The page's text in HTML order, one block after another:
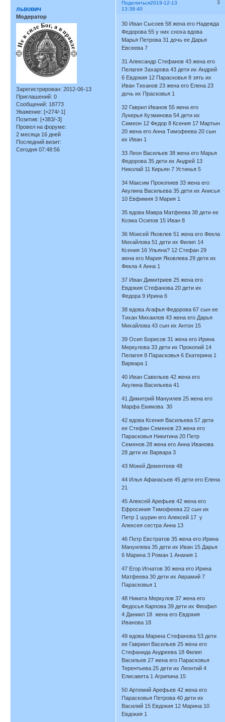
Поделиться 3
2019-12-13
13:38:40
львович
Модератор
Зарегистрирован: 2012-06-13
Приглашений: 0
Сообщений: 18773
Уважение: [+274/-1]
Позитив: [+383/-3]
Провел на форуме:
2 месяца 16 дней
Последний визит:
Сегодня 07:48:56
30 Иван Сысоев 58 жена его Надежда
Федорова 55 у них сноха вдова
Марья Петрова 31 дочь ее Дарья
Евсеева 7
31 Александр Стефанов 43 жена его
Пелагея Захарова 43 дети их Андрей
6 Евдокия 12 Парасковья 8 зять их
Иван Тиханов 23 жена его Елена 23
дочь их Прасковья 1
32 Гаврил Иванов 55 жена его
Лукерья Кузминова 54 дети их
Симеон 12 Федор 8 Ксения 17 Мартын
20 жена его Анна Тимофеева 20 сын
их Иван 1
33 Леон Васильев 38 жена его Марья
Федорова 35 дети их Андрей 13
Николай 11 Кирьян 7 Устинья 5
34 Максим Прокопиев 33 жена его
Акулина Васильева 35 дети их Анисья
10 Евфимия 3 Мария 1
35 вдова Мавра Матфеева 38 дети ее
Козма Осипов 15 Иван 8
36 Моисей Яковлев 51 жена его Фекла
Михайлова 51 дети их Филип 14
Ксения 16 Ульяна? 12 Стефан 29
жена его Мария Яковлева 29 дети их
Фекла 4 Анна 1
37 Иван Димитриев 25 жена его
Евдокия Стефанова 20 дети их
Федора 9 Ирина 6
38 вдова Агафья Федорова 67 сын ее
Тихан Михаилов 43 жена его Дарья
Михайлова 43 сын их Антон 15
39 Осип Борисов 31 жена его Ирина
Меркулова 33 дети их Прокопий 14
Пелагея 8 Парасковья 6 Екатерина 1
Варвара 1
40 Иван Савельев 42 жена его
Акулина Васильева 41
41 Димитрий Мануилев 25 жена его
Марфа Екимова 30
42 вдова Ксения Васильева 57 дети
ее Стефан Семенов 23 жена его
Парасковья Никитина 20 Петр
Семенов 28 жена его Анна Иванова
28 дети их Варвара 3
43 Мокей Дементеев 48
44 Илья Афанасьев 45 дети его Елена
21
45 Алексей Арефьев 42 жена его
Ефросиния Тимофеева 22 сын их
Петр 1 шурин его Алексей 17 у
Алексея сестра Анна 13
46 Петр Евстратов 35 жена его Ирина
Мануилева 35 дети их Иван 15 Дарья
6 Марина 3 Роман 1 Анания 1
47 Егор Игнатов 30 жена его Ирина
Матфеева 30 дети их Аврамий 7
Парасковья 1
48 Никита Меркулов 37 жена его
Федосья Карпова 39 дети их Феофил
4 Даниил 18 жена его Евдокия
Иванова 18
49 вдова Марина Стефанова 53 дети
ее Гавриил Васильев 25 жена его
Стефанида Андреева 18 Филип
Васильев 27 жена его Парасковья
Терентьева 25 дети их Леонтий 4
Елисавета 1 Агрипина 15
50 Артемий Арефьев 42 жена его
Парасковья Петрова 40 дети их
Василий 15 Евдокия 12 Марина 10
Евдокия 1